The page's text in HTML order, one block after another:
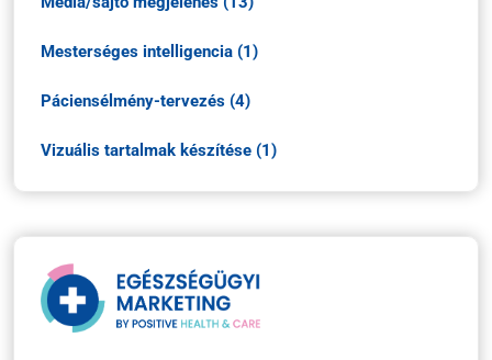
Mesterséges intelligencia (1)
Páciensélmény-tervezés (4)
Vizuális tartalmak készítése (1)